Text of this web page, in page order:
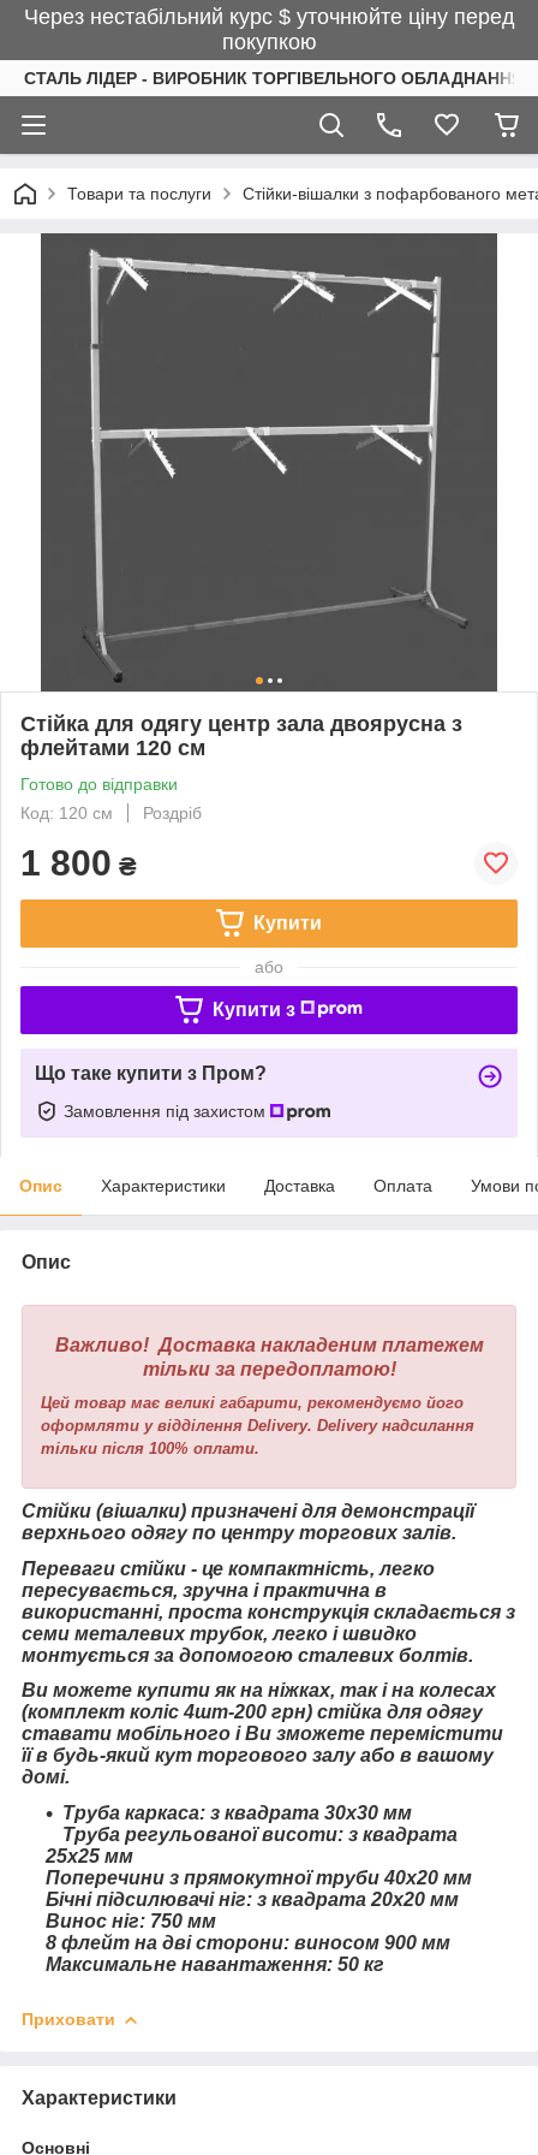
Через нестабільний курс $ уточнюйте ціну перед
покупкою
СТАЛЬ ЛІДЕР - ВИРОБНИК ТОРГІВЕЛЬНОГО ОБЛАДНАННЯ
Товари та послуги Стійки-вішалки з пофарбованого
Стійка для одягу центр зала двоярусна з
флейтами 120 см
Готово до відправки
Код: 120 см
Роздріб
1 800 ₴
Купити
або
Купити з
Що таке купити з Пром?
Замовлення під захистом
Опис Характеристики Доставка Оплата Умови
Опис
Важливо! Доставка накладеним платежем
тільки за передоплатою!
Цей товар має великі габарити, рекомендуємо його
оформляти у відділення Delivery. Delivery надсилання
тільки після 100% оплати.
Стійки (вішалки) призначені для демонстрації
верхнього одягу по центру торгових залів.
Переваги стійки - це компактність, легко
пересувається, зручна і практична в
використанні, проста конструкція складається з
семи металевих трубок, легко і швидко
монтується за допомогою сталевих болтів.
Ви можете купити як на ніжках, так і на колесах
(комплект коліс 4шт-200 грн) стійка для одягу
ставати мобільного і Ви зможете перемістити
її в будь-який кут торгового залу або в вашому
домі.
Труба каркаса: з квадрата 30х30 мм
Труба регульованої висоти: з квадрата
25х25 мм
Поперечини з прямокутної труби 40х20 мм
Бічні підсилювачі ніг: з квадрата 20х20 мм
Винос ніг: 750 мм
8 флейт на дві сторони: виносом 900 мм
Максимальне навантаження: 50 кг
Приховати
Характеристики
Основні